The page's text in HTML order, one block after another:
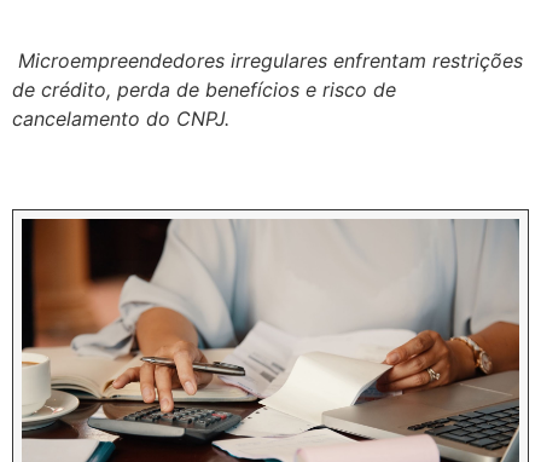
Microempreendedores irregulares enfrentam restrições
de crédito, perda de benefícios e risco de
cancelamento do CNPJ.